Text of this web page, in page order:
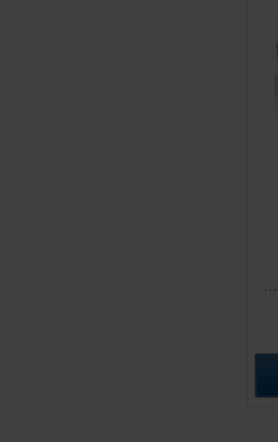
ארגז אפור אטום, מסדרת ארגזי PS. פתרון שקט במיוחד, מיועד לעבודה במערכים אוטומטיים בעלת תחתית כפולה מחוזקת המתאימה לעומסים כבדים במיוחד. אפשרות להוספת חוצצים מובנים או בהרכבה עצמית.